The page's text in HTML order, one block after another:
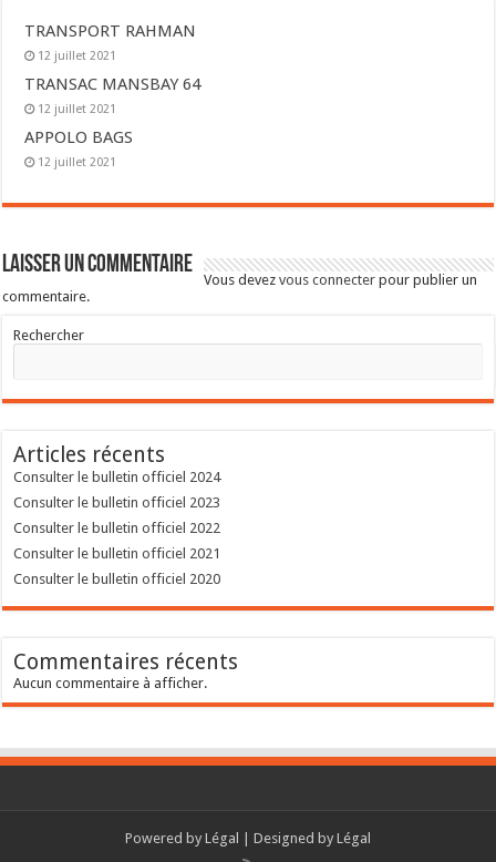
TRANSPORT RAHMAN
12 juillet 2021
TRANSAC MANSBAY 64
12 juillet 2021
APPOLO BAGS
12 juillet 2021
Laisser un commentaire
Vous devezvous connecter pour publier un
commentaire.
Rechercher
Articles récents
Consulter le bulletin officiel 2024
Consulter le bulletin officiel 2023
Consulter le bulletin officiel 2022
Consulter le bulletin officiel 2021
Consulter le bulletin officiel 2020
Commentaires récents
Aucun commentaire à afficher.
Powered by Légal | Designed by Légal